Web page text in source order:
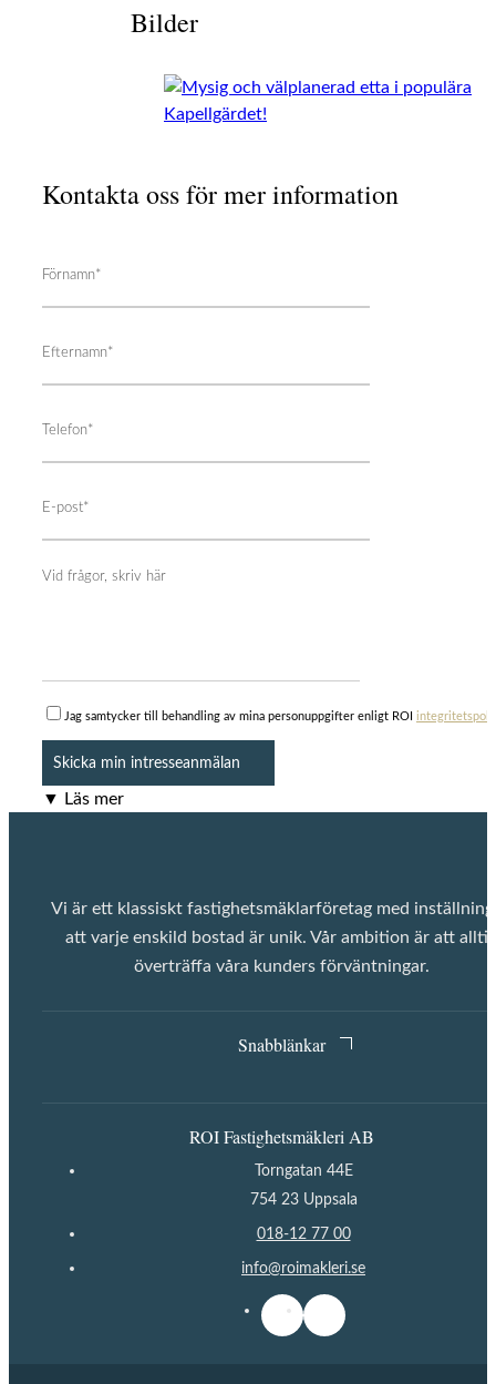
Bilder
Kontakta oss för mer information
Jag samtycker till behandling av mina personuppgifter enligt ROI
▼ Läs mer
Vi är ett klassiskt fastighetsmäklarföretag med
att varje enskild bostad är unik. Vår ambition är att
överträffa våra kunders förväntningar.
Snabblänkar
ROI Fastighetsmäkleri AB
Torngatan 44E
754 23 Uppsala
018-12 77 00
info@roimakleri.se